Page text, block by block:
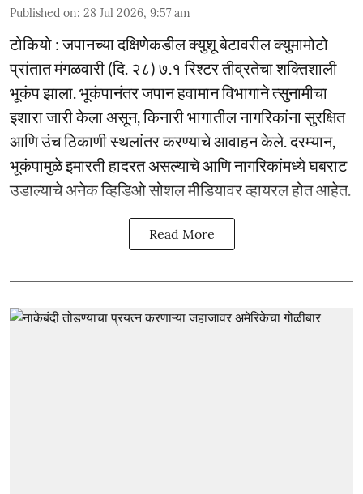
Published on: 28 Jul 2026, 9:57 am
टोकियो : जपानच्या दक्षिणेकडील क्युशू बेटावरील क्युमामोटो
प्रांतात मंगळवारी (दि. २८) ७.१ रिश्टर तीव्रतेचा शक्तिशाली
भूकंप झाला. भूकंपानंतर जपान हवामान विभागाने त्सुनामीचा
इशारा जारी केला असून, किनारी भागातील नागरिकांना सुरक्षित
आणि उंच ठिकाणी स्थलांतर करण्याचे आवाहन केले. दरम्यान,
भूकंपामुळे इमारती हादरत असल्याचे आणि नागरिकांमध्ये घबराट
उडाल्याचे अनेक व्हिडिओ सोशल मीडियावर व्हायरल होत आहेत.
Read More